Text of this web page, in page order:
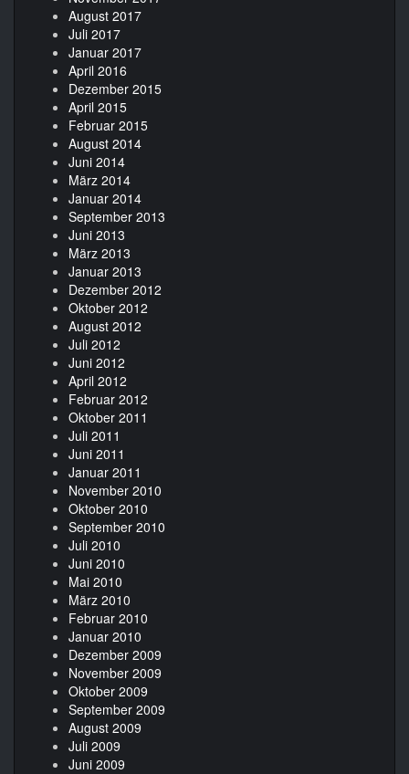
August 2017
Juli 2017
Januar 2017
April 2016
Dezember 2015
April 2015
Februar 2015
August 2014
Juni 2014
März 2014
Januar 2014
September 2013
Juni 2013
März 2013
Januar 2013
Dezember 2012
Oktober 2012
August 2012
Juli 2012
Juni 2012
April 2012
Februar 2012
Oktober 2011
Juli 2011
Juni 2011
Januar 2011
November 2010
Oktober 2010
September 2010
Juli 2010
Juni 2010
Mai 2010
März 2010
Februar 2010
Januar 2010
Dezember 2009
November 2009
Oktober 2009
September 2009
August 2009
Juli 2009
Juni 2009